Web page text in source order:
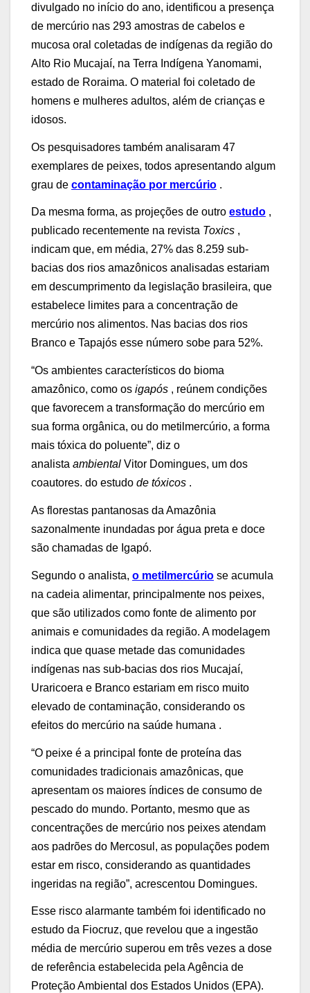
divulgado no início do ano, identificou a presença
de mercúrio nas 293 amostras de cabelos e
mucosa oral coletadas de indígenas da região do
Alto Rio Mucajaí, na Terra Indígena Yanomami,
estado de Roraima. O material foi coletado de
homens e mulheres adultos, além de crianças e
idosos.
Os pesquisadores também analisaram 47
exemplares de peixes, todos apresentando algum
grau de contaminação por mercúrio .
Da mesma forma, as projeções de outro estudo ,
publicado recentemente na revista Toxics ,
indicam que, em média, 27% das 8.259 sub-
bacias dos rios amazônicos analisadas estariam
em descumprimento da legislação brasileira, que
estabelece limites para a concentração de
mercúrio nos alimentos. Nas bacias dos rios
Branco e Tapajós esse número sobe para 52%.
“Os ambientes característicos do bioma
amazônico, como os igapós , reúnem condições
que favorecem a transformação do mercúrio em
sua forma orgânica, ou do metilmercúrio, a forma
mais tóxica do poluente”, diz o
analista ambiental Vitor Domingues, um dos
coautores. do estudo de tóxicos .
As florestas pantanosas da Amazônia
sazonalmente inundadas por água preta e doce
são chamadas de Igapó.
Segundo o analista, o metilmercúrio se acumula
na cadeia alimentar, principalmente nos peixes,
que são utilizados como fonte de alimento por
animais e comunidades da região. A modelagem
indica que quase metade das comunidades
indígenas nas sub-bacias dos rios Mucajaí,
Uraricoera e Branco estariam em risco muito
elevado de contaminação, considerando os
efeitos do mercúrio na saúde humana .
“O peixe é a principal fonte de proteína das
comunidades tradicionais amazônicas, que
apresentam os maiores índices de consumo de
pescado do mundo. Portanto, mesmo que as
concentrações de mercúrio nos peixes atendam
aos padrões do Mercosul, as populações podem
estar em risco, considerando as quantidades
ingeridas na região”, acrescentou Domingues.
Esse risco alarmante também foi identificado no
estudo da Fiocruz, que revelou que a ingestão
média de mercúrio superou em três vezes a dose
de referência estabelecida pela Agência de
Proteção Ambiental dos Estados Unidos (EPA).